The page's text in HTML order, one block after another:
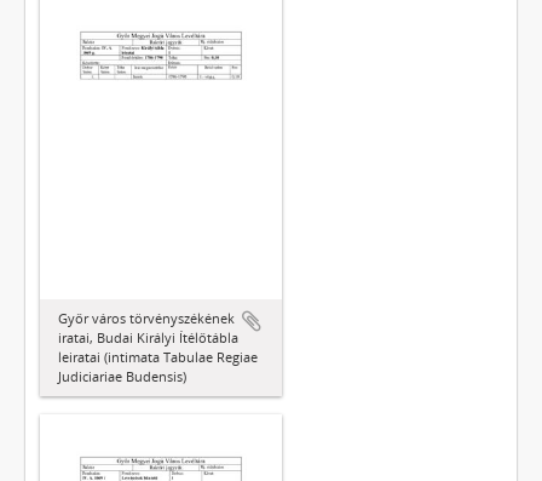
Győr város törvényszékének
iratai, Budai Királyi Ítélőtábla
leiratai (intimata Tabulae Regiae
Judiciariae Budensis)